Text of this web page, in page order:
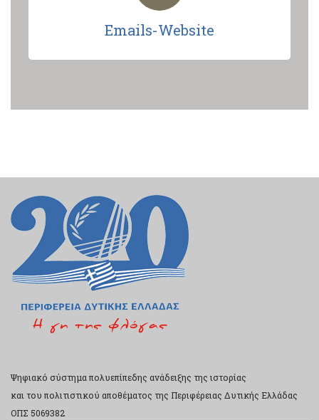
Emails-Website
Ψηφιακό σύστημα πολυεπίπεδης ανάδειξης της ιστορίας
και του πολιτιστικού αποθέματος της Περιφέρειας Δυτικής Ελλάδας
ΟΠΣ 5069382